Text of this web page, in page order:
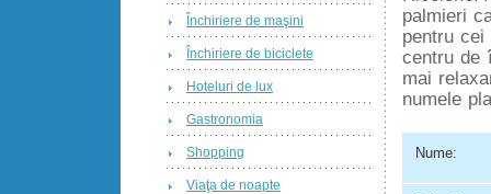
palmieri
pentru
centru de
mai
numele
Nume:
Închiriere de maşini
Închiriere de biciclete
Hoteluri de lux
Gastronomia
Shopping
Viaţa de noapte